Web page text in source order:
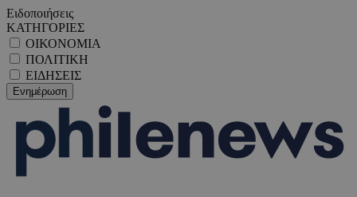
Ειδοποιήσεις
ΚΑΤΗΓΟΡΙΕΣ
ΟΙΚΟΝΟΜΙΑ
ΠΟΛΙΤΙΚΗ
ΕΙΔΗΣΕΙΣ